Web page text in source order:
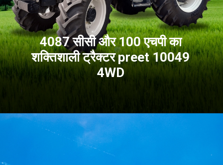
4087 सीसी और 100 एचपी का
शक्तिशाली ट्रैक्टर preet 10049
4WD